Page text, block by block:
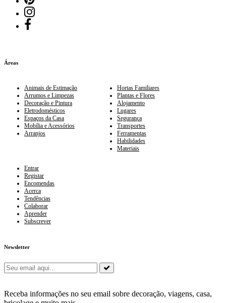
Áreas
Animais de Estimação
Arrumos e Limpezas
Decoração e Pintura
Eletrodomésticos
Espaços da Casa
Mobília e Acessórios
Arranjos
Hortas Familiares
Plantas e Flores
Alojamento
Lugares
Segurança
Transportes
Ferramentas
Habilidades
Materiais
Entrar
Registar
Encomendas
Acerca
Tendências
Colaborar
Aprender
Subscrever
Newsletter
Receba informações no seu email sobre decoração, viagens, casa,